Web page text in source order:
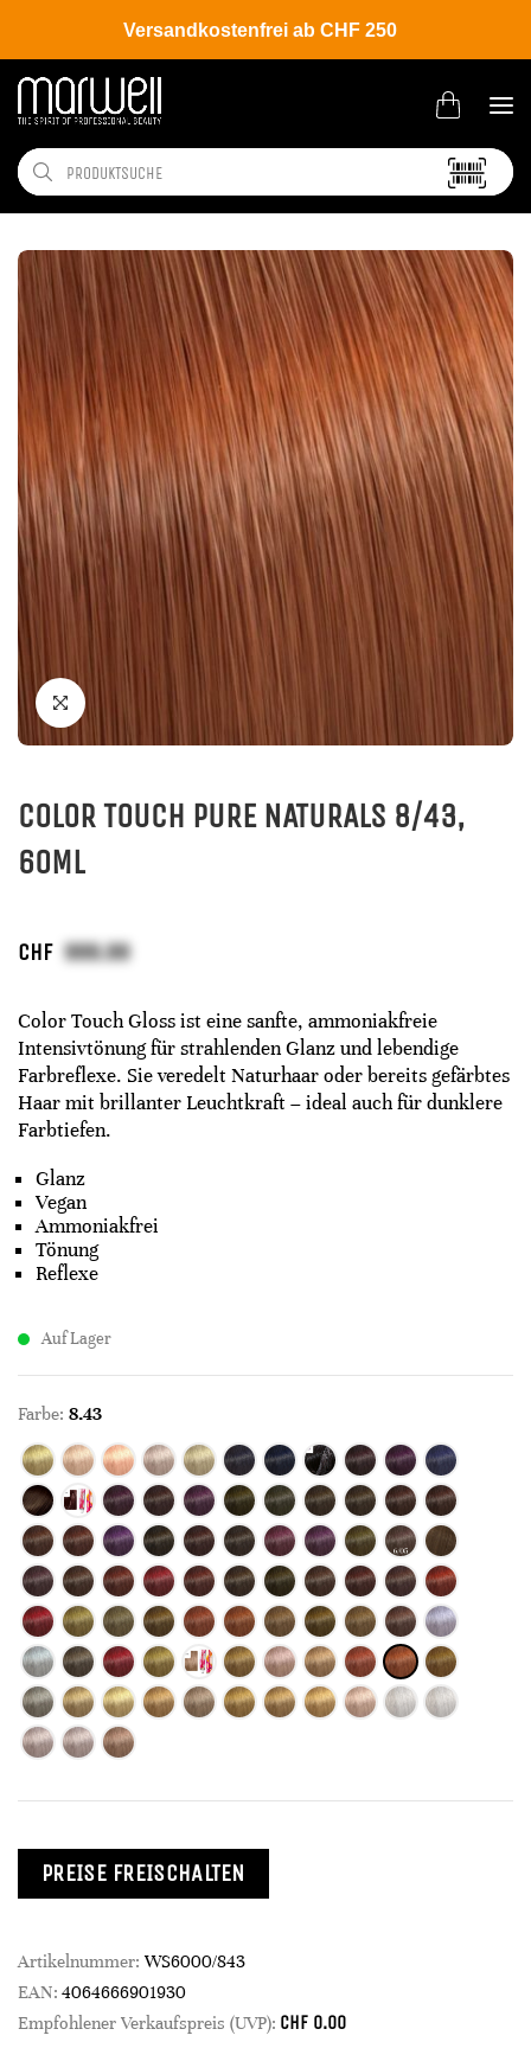
Versandkostenfrei ab CHF 250
Shop Brands Wella
COLOR TOUCH PURE NATURALS 8/43,
60ML
CHF
Color Touch Gloss ist eine sanfte, ammoniakfreie
Intensivtönung für strahlenden Glanz und lebendige
Farbreflexe. Sie veredelt Naturhaar oder bereits gefärbtes
Haar mit brillanter Leuchtkraft – ideal auch für dunklere
Farbtiefen.
Glanz
Vegan
Ammoniakfrei
Tönung
Reflexe
Auf Lager
Farbe: 8.43
PREISE FREISCHALTEN
Artikelnummer: WS6000/843
EAN: 4064666901930
Empfohlener Verkaufspreis (UVP): CHF 0.00